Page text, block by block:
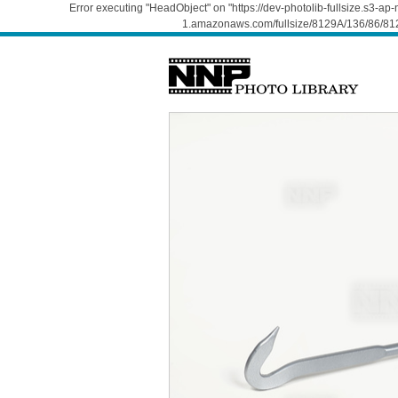
Error executing "HeadObject" on "https://dev-photolib-fullsize.s3-
1.amazonaws.com/fullsize/8129A/136/86/